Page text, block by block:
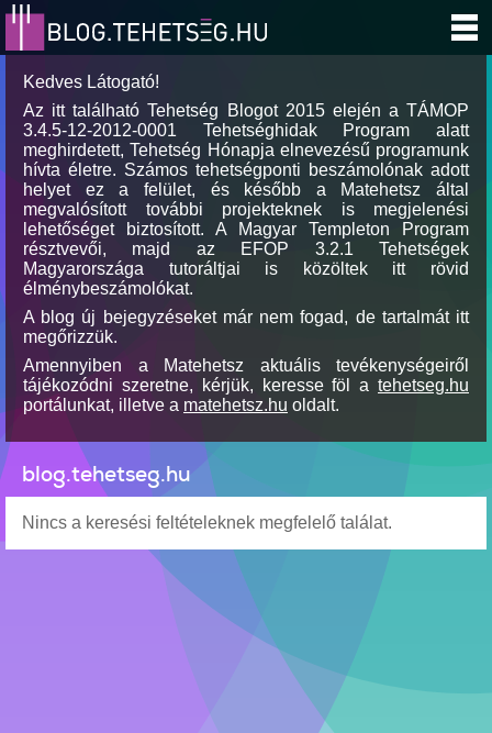
Kedves Látogató!
Az itt található Tehetség Blogot 2015 elején a TÁMOP
3.4.5-12-2012-0001 Tehetséghidak Program alatt
meghirdetett, Tehetség Hónapja elnevezésű programunk
hívta életre. Számos tehetségponti beszámolónak adott
helyet ez a felület, és később a Matehetsz által
megvalósított további projekteknek is megjelenési
lehetőséget biztosított. A Magyar Templeton Program
résztvevői, majd az EFOP 3.2.1 Tehetségek
Magyarországa tutoráltjai is közöltek itt rövid
élménybeszámolókat.
A blog új bejegyzéseket már nem fogad, de tartalmát itt
megőrizzük.
Amennyiben a Matehetsz aktuális tevékenységeiről
tájékozódni szeretne, kérjük, keresse föl a tehetseg.hu
portálunkat, illetve a matehetsz.hu oldalt.
blog.tehetseg.hu
Nincs a keresési feltételeknek megfelelő találat.